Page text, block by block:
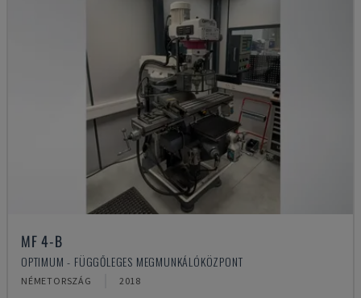
MF 4-B
OPTIMUM - FÜGGŐLEGES MEGMUNKÁLÓKÖZPONT
NÉMETORSZÁG 2018